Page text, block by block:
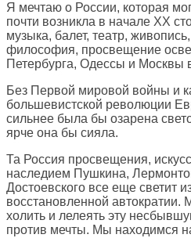
Я мечтаю о России, которая
почти возникла в начале ХХ
музыка, балет, театр,
философия, просвещение
Петербурга, Одессы и Москвы
Без Первой мировой войны и
большевистской революции
сильнее была бы озарена
ярче она бы сияла.
Та Россия просвещения,
наследием Пушкина,
Достоевского все еще светит
восстановленной
холить и лелеять эту
против мечты. Мы находимся